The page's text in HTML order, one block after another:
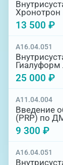
Хронотрон
13 500 ₽
A16.04.051
Гиалуформ
25 000 ₽
A11.04.004
Введение
(PRP) по
9 300 ₽
A16.04.051